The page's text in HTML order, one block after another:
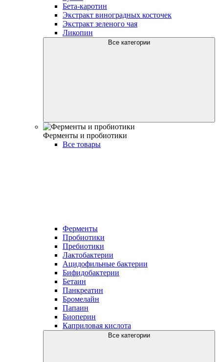
Бета-каротин
Экстракт виноградных косточек
Экстракт зеленого чая
Ликопин
Все категории
Ферменты и пробиотики
Все товары
Ферменты
Пробиотики
Пребиотики
Лактобактерии
Ацидофильные бактерии
Бифидобактерии
Бетаин
Панкреатин
Бромелайн
Папаин
Биоперин
Каприловая кислота
Все категории